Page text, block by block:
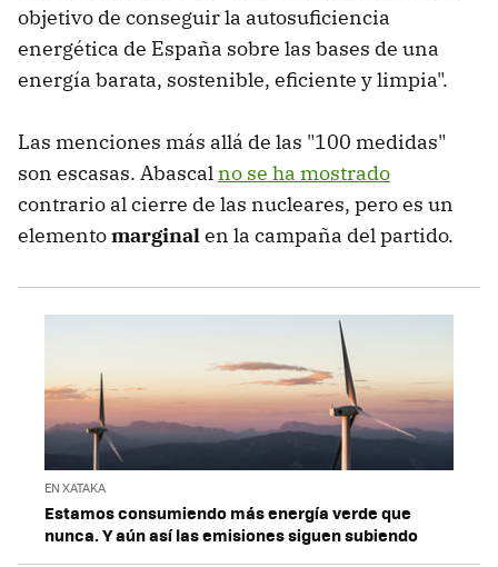
objetivo de conseguir la autosuficiencia
energética de España sobre las bases de una
energía barata, sostenible, eficiente y limpia".
Las menciones más allá de las "100 medidas"
son escasas. Abascal no se ha mostrado
contrario al cierre de las nucleares, pero es un
elementomarginal en la campaña del partido.
EN XATAKA
Estamos consumiendo más energía verde que
nunca. Y aún así las emisiones siguen subiendo